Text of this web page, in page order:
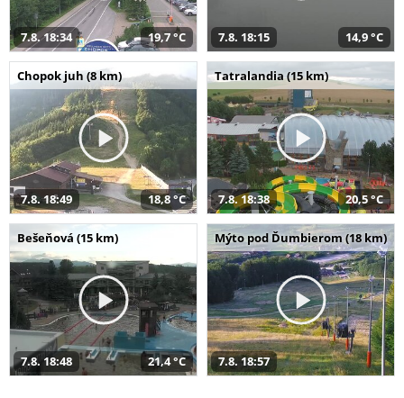
7.8. 18:34 19,7 °C 7.8. 18:15 14,9 °C
Chopok juh (8 km)
7.8. 18:49 18,8 °C
Tatralandia (15 km)
7.8. 18:38 20,5 °C
Bešeňová (15 km)
7.8. 18:48 21,4 °C
Mýto pod Ďumbierom (18 km)
7.8. 18:57